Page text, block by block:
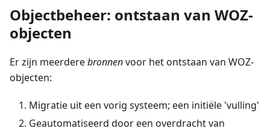
Objectbeheer: ontstaan van WOZ-
objecten
Er zijn meerderebronnenvoor het ontstaan van WOZ-
objecten:
Migratie uit een vorig systeem; een initiële 'vulling'
Geautomatiseerd door een overdracht van